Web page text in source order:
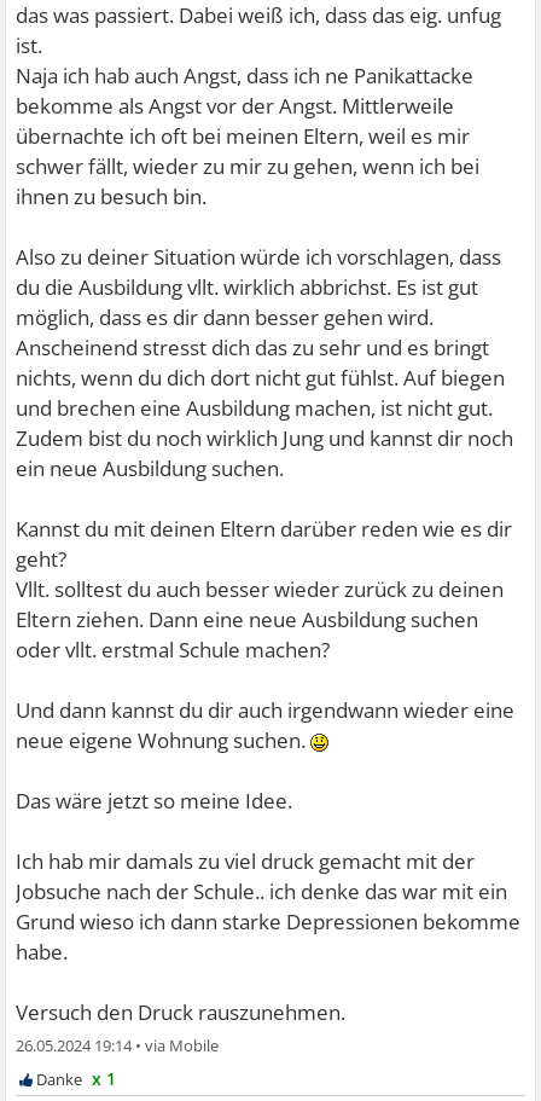
das was passiert. Dabei weiß ich, dass das eig. unfug
ist.
Naja ich hab auch Angst, dass ich ne Panikattacke
bekomme als Angst vor der Angst. Mittlerweile
übernachte ich oft bei meinen Eltern, weil es mir
schwer fällt, wieder zu mir zu gehen, wenn ich bei
ihnen zu besuch bin.
Also zu deiner Situation würde ich vorschlagen, dass
du die Ausbildung vllt. wirklich abbrichst. Es ist gut
möglich, dass es dir dann besser gehen wird.
Anscheinend stresst dich das zu sehr und es bringt
nichts, wenn du dich dort nicht gut fühlst. Auf biegen
und brechen eine Ausbildung machen, ist nicht gut.
Zudem bist du noch wirklich Jung und kannst dir noch
ein neue Ausbildung suchen.
Kannst du mit deinen Eltern darüber reden wie es dir
geht?
Vllt. solltest du auch besser wieder zurück zu deinen
Eltern ziehen. Dann eine neue Ausbildung suchen
oder vllt. erstmal Schule machen?
Und dann kannst du dir auch irgendwann wieder eine
neue eigene Wohnung suchen.
Das wäre jetzt so meine Idee.
Ich hab mir damals zu viel druck gemacht mit der
Jobsuche nach der Schule.. ich denke das war mit ein
Grund wieso ich dann starke Depressionen bekomme
habe.
Versuch den Druck rauszunehmen.
26.05.2024 19:14•
x 1